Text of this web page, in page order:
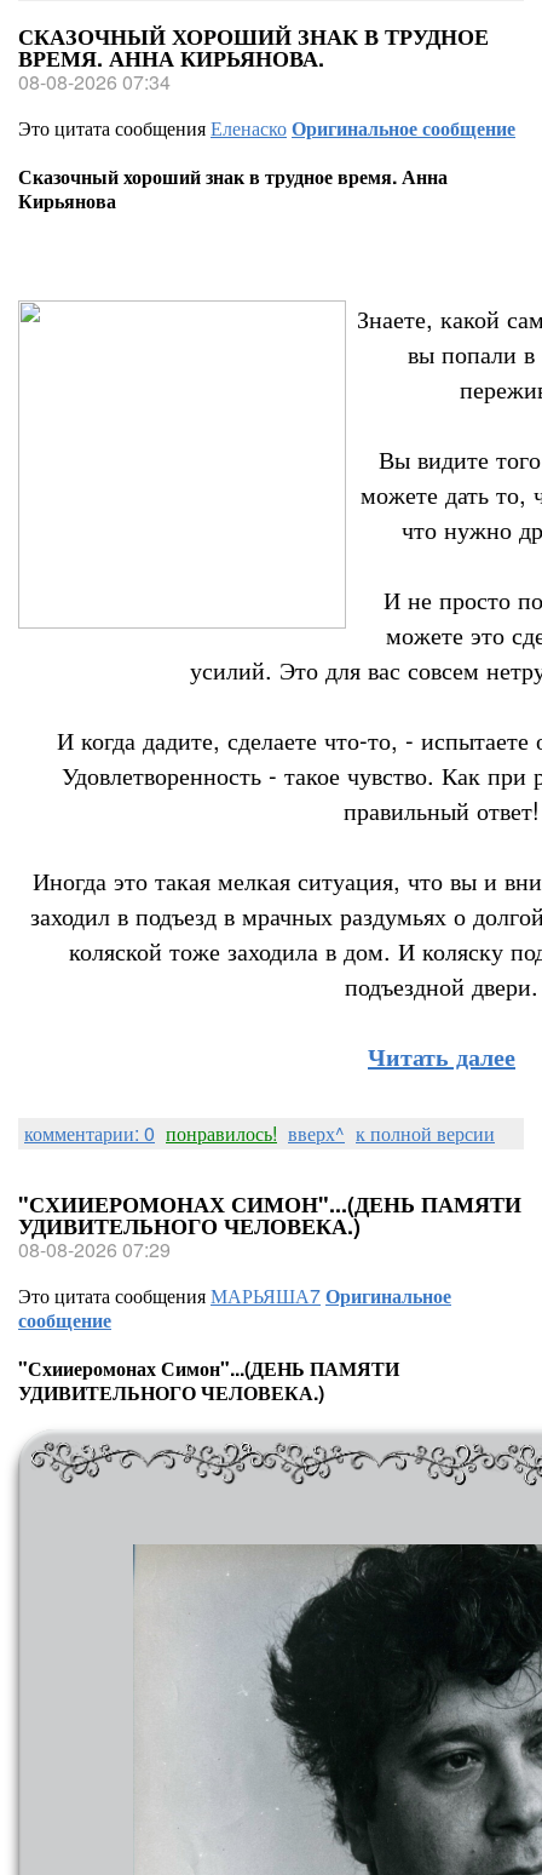
СКАЗОЧНЫЙ ХОРОШИЙ ЗНАК В ТРУДНОЕ
ВРЕМЯ. АННА КИРЬЯНОВА.
08-08-2026 07:34
Это цитата сообщенияЕленаскоОригинальное сообщение
Сказочный хороший знак в трудное время. Анна
Кирьянова
Знаете, какой
вы попали
Вы видите
можете дать то,
что нужно
И не просто
можете это
усилий. Это для вас совсем
И когда дадите, сделаете что-то, - испытаете
Удовлетворенность - такое чувство. Как
правильный ответ!
Иногда это такая мелкая ситуация, что вы и
заходил в подъезд в мрачных раздумьях о
коляской тоже заходила в дом. И коляску
подъездной двери.
Читать далее
комментарии: 0 понравилось! вверх^ к полной версии
"СХИИЕРОМОНАХ СИМОН"...(ДЕНЬ ПАМЯТИ
УДИВИТЕЛЬНОГО ЧЕЛОВЕКА.)
08-08-2026 07:29
Это цитата сообщенияМАРЬЯША7Оригинальное
сообщение
"Схииеромонах Симон"...(ДЕНЬ ПАМЯТИ
УДИВИТЕЛЬНОГО ЧЕЛОВЕКА.)